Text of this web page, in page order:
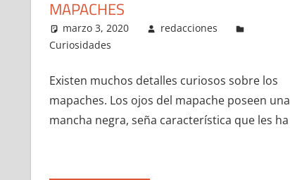
MAPACHES
marzo 3, 2020
redacciones
Curiosidades
Existen muchos detalles curiosos sobre los
mapaches. Los ojos del mapache poseen una
mancha negra, seña característica que les ha